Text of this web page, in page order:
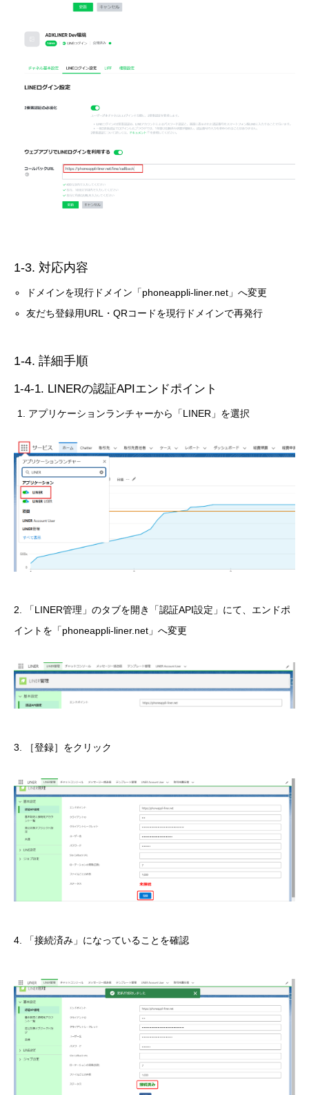
1-3. 対応内容
ドメインを現行ドメイン「phoneappli-liner.net」へ変更
友だち登録用URL・QRコードを現行ドメインで再発行
1-4. 詳細手順
1-4-1. LINERの認証APIエンドポイント
アプリケーションランチャーから「LINER」を選択
2. 「LINER管理」のタブを開き「認証API設定」にて、エンドポ
イントを「phoneappli-liner.net」へ変更
3. ［登録］をクリック
4. 「接続済み」になっていることを確認